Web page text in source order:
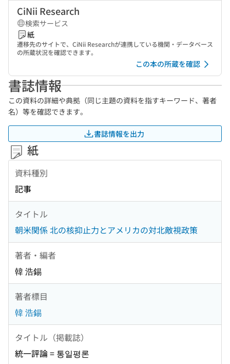
CiNii Research
検索サービス
紙
遷移先のサイトで、CiNii Researchが連携している機関・データベース
の所蔵状況を確認できます。
この本の所蔵を確認
書誌情報
この資料の詳細や典拠（同じ主題の資料を指すキーワード、著者
名）等を確認できます。
書誌情報を出力
紙
資料種別
記事
タイトル
朝米関係 北の核抑止力とアメリカの対北敵視政策
著者・編者
韓 浩錫
著者標目
韓 浩錫
タイトル（掲載誌）
統一評論 = 통일평론